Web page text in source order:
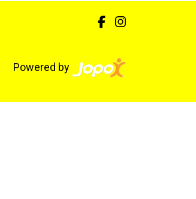
Powered by